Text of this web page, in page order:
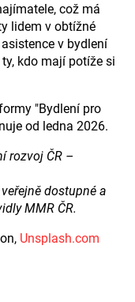
což má
lidem v obtížné
v bydlení
kdo mají potíže si
"Bydlení pro
od ledna 2026.
rozvoj ČR –
dostupné a
MMR ČR.
Unsplash.com